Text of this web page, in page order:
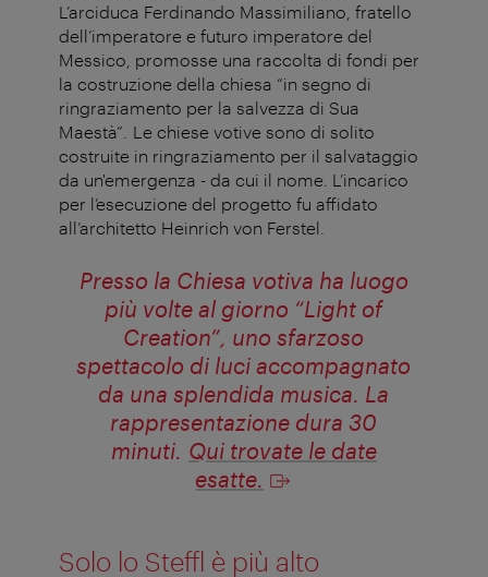
L’arciduca Ferdinando Massimiliano, fratello
dell’imperatore e futuro imperatore del
Messico, promosse una raccolta di fondi per
la costruzione della chiesa “in segno di
ringraziamento per la salvezza di Sua
Maestà”. Le chiese votive sono di solito
costruite in ringraziamento per il salvataggio
da un'emergenza - da cui il nome. L’incarico
per l’esecuzione del progetto fu affidato
all’architetto Heinrich von Ferstel.
Presso la Chiesa votiva ha luogo
più volte al giorno “Light of
Creation”, uno sfarzoso
spettacolo di luci accompagnato
da una splendida musica. La
rappresentazione dura 30
minuti. Qui trovate le date
esatte.
Solo lo Steffl è più alto